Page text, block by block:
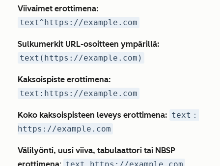
Viivaimet erottimena:
text^https://example.com
Sulkumerkit URL-osoitteen ympärillä:
text(https://example.com)
Kaksoispiste erottimena:
text:https://example.com
Koko kaksoispisteen leveys erottimena: text：
https://example.com
Välilyönti, uusi viiva, tabulaattori tai NBSP